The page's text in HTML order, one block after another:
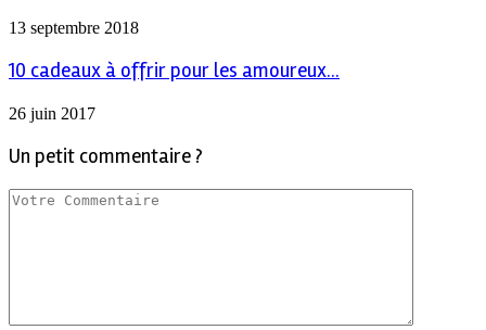
13 septembre 2018
10 cadeaux à offrir pour les amoureux...
26 juin 2017
Un petit commentaire ?